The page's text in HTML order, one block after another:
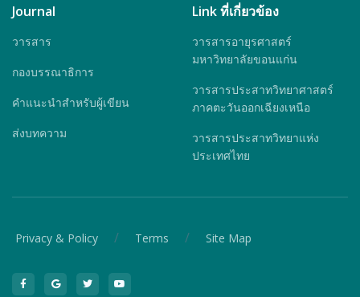
Journal
วารสาร
กองบรรณาธิการ
คำแนะนำสำหรับผู้เขียน
ส่งบทความ
Link ที่เกี่ยวข้อง
วารสารอายุรศาสตร์
มหาวิทยาลัยขอนแก่น
วารสารประสาทวิทยาศาสตร์
ภาคตะวันออกเฉียงเหนือ
วารสารประสาทวิทยาแห่ง
ประเทศไทย
Privacy & Policy / Terms / Site Map